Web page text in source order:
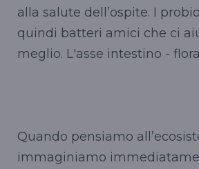
alla salute dell’ospite. I
quindi batteri amici che ci
meglio. L'asse intestino -
Quando pensiamo
immaginiamo